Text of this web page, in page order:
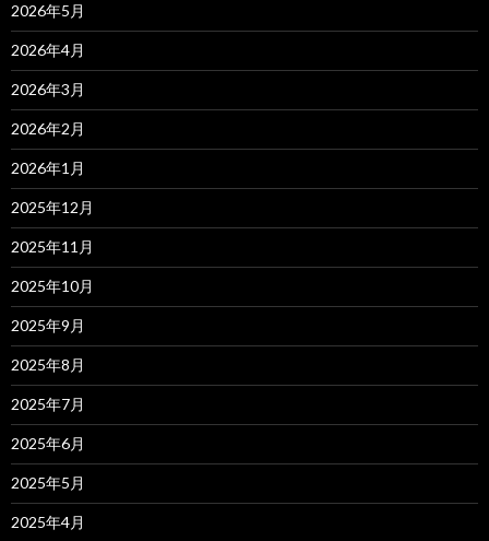
2026年5月
2026年4月
2026年3月
2026年2月
2026年1月
2025年12月
2025年11月
2025年10月
2025年9月
2025年8月
2025年7月
2025年6月
2025年5月
2025年4月